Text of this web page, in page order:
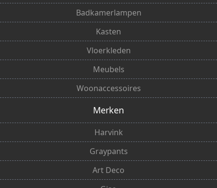
Badkamerlampen
Kasten
Vloerkleden
Meubels
Woonaccessoires
Merken
Harvink
Graypants
Art Deco